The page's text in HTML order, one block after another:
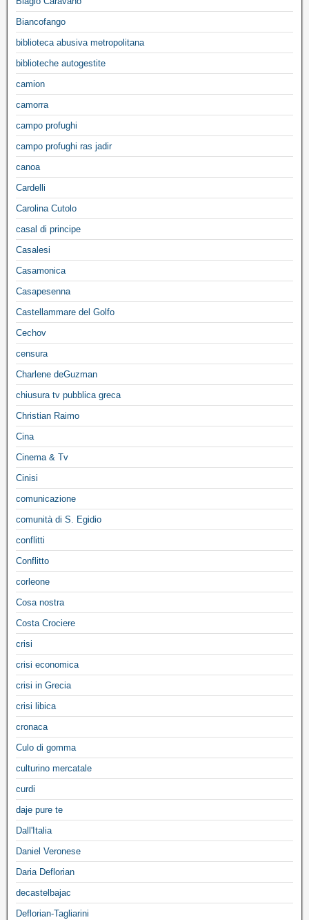
Biancofango
biblioteca abusiva metropolitana
biblioteche autogestite
camion
camorra
campo profughi
campo profughi ras jadir
canoa
Cardelli
Carolina Cutolo
casal di principe
Casalesi
Casamonica
Casapesenna
Castellammare del Golfo
Cechov
censura
Charlene deGuzman
chiusura tv pubblica greca
Christian Raimo
Cina
Cinema & Tv
Cinisi
comunicazione
comunità di S. Egidio
conflitti
Conflitto
corleone
Cosa nostra
Costa Crociere
crisi
crisi economica
crisi in Grecia
crisi libica
cronaca
Culo di gomma
culturino mercatale
curdi
daje pure te
Dall'Italia
Daniel Veronese
Daria Deflorian
decastelbajac
Deflorian-Tagliarini